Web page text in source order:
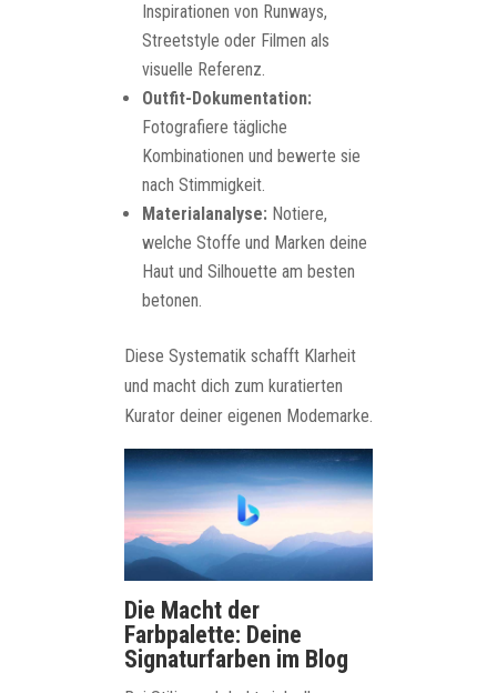
Inspirationen von Runways,
Streetstyle oder Filmen als
visuelle Referenz.
Outfit-Dokumentation:
Fotografiere tägliche
Kombinationen und bewerte sie
nach Stimmigkeit.
Materialanalyse: Notiere,
welche Stoffe und Marken deine
Haut und Silhouette am besten
betonen.
Diese Systematik schafft Klarheit
und macht dich zum kuratierten
Kurator deiner eigenen Modemarke.
Die Macht der
Farbpalette: Deine
Signaturfarben im Blog